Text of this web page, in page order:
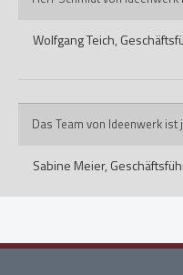
Wolfgang Teich,
Das Team von Ideenwerk
Sabine Meier,